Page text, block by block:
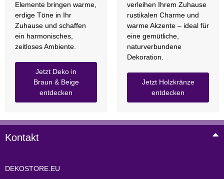
Elemente bringen warme,
erdige Töne in Ihr
Zuhause und schaffen
ein harmonisches,
zeitloses Ambiente.
Jetzt Deko in
Braun & Beige
entdecken
verleihen Ihrem Zuhause
rustikalen Charme und
warme Akzente – ideal für
eine gemütliche,
naturverbundene
Dekoration.
Jetzt Holzkränze
entdecken
Kontakt
DEKOSTORE.EU